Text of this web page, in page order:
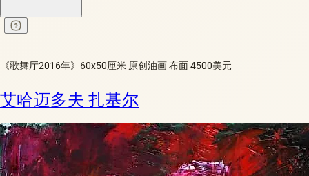
《歌舞厅2016年》60x50厘米 原创油画 布面 4500美元
艾哈迈多夫 扎基尔